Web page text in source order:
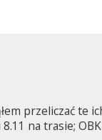
przeliczać te
na trasie;